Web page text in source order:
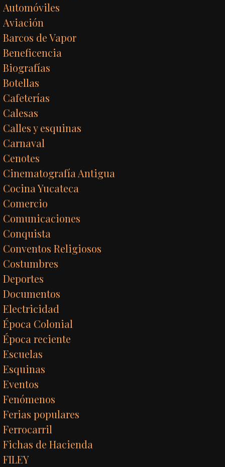
Automóviles
Aviación
Barcos de Vapor
Beneficencia
Biografías
Botellas
Cafeterías
Calesas
Calles y esquinas
Carnaval
Cenotes
Cinematografía Antigua
Cocina Yucateca
Comercio
Comunicaciones
Conquista
Conventos Religiosos
Costumbres
Deportes
Documentos
Electricidad
Época Colonial
Época reciente
Escuelas
Esquinas
Eventos
Fenómenos
Ferias populares
Ferrocarril
Fichas de Hacienda
FILEY